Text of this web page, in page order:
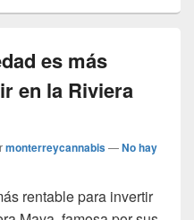
es más
en la Riviera
monterreycannabis—No hay
rentable para invertir